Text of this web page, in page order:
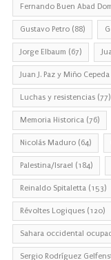
Fernando Buen Abad
Gustavo Petro (88)
Jorge Elbaum (67)
Juan J. Paz y Miño Cepeda
Luchas y resistencias (77)
Memoria Historica (76)
Nicolás Maduro (64)
Palestina/Israel (184)
Reinaldo Spitaletta (153)
Révoltes Logiques (120)
Sahara occidental
Sergio Rodríguez